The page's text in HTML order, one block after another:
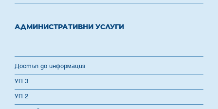
АДМИНИСТРАТИВНИ УСЛУГИ
Достъп до информация
УП 3
УП 2